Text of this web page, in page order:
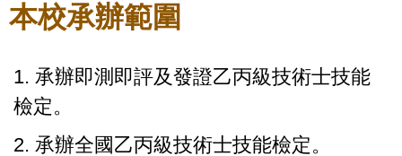
本校承辦範圍
1. 承辦即測即評及發證乙丙級技術士技能
檢定。
2. 承辦全國乙丙級技術士技能檢定。